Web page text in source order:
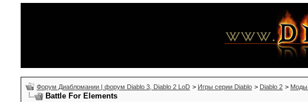
Форум Диабломании | форум Diablo 3, Diablo 2 LoD > Игры серии Diablo > Diablo 2 > Моды
Battle For Elements